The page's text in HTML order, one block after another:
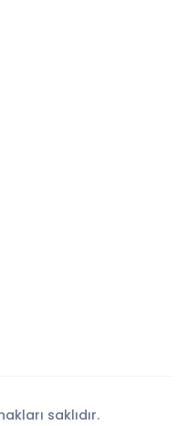
saklıdır.